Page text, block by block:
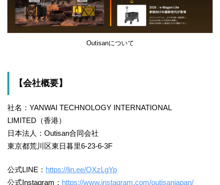
Outisanについて
【会社概要】
社名：YANWAI TECHNOLOGY INTERNATIONAL
LIMITED（香港）
日本法人：Outisan合同会社
東京都荒川区東日暮里6-23-6-3F
公式LINE： https://lin.ee/OXzLgYp
公式Instagram： https://www.instagram.com/outisanjapan/